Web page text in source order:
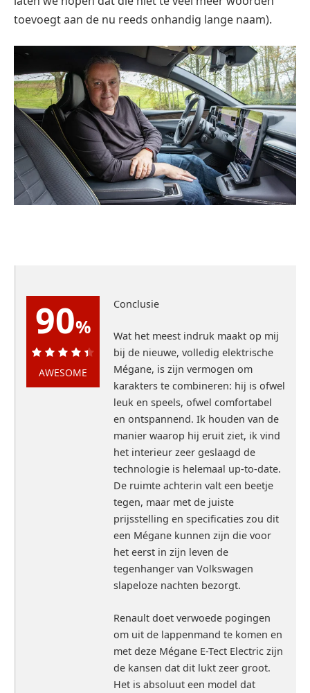
toevoegt aan de nu reeds onhandig lange naam).
90%
90%
AWESOME
Conclusie
Wat het meest indruk maakt op mij
bij de nieuwe, volledig elektrische
Mégane, is zijn vermogen om
karakters te combineren: hij is ofwel
leuk en speels, ofwel comfortabel
en ontspannend. Ik houden van de
manier waarop hij eruit ziet, ik vind
het interieur zeer geslaagd de
technologie is helemaal up-to-date.
De ruimte achterin valt een beetje
tegen, maar met de juiste
prijsstelling en specificaties zou dit
een Mégane kunnen zijn die voor
het eerst in zijn leven de
tegenhanger van Volkswagen
slapeloze nachten bezorgt.
Renault doet verwoede pogingen
om uit de lappenmand te komen en
met deze Mégane E-Tect Electric zijn
de kansen dat dit lukt zeer groot.
Het is absoluut een model dat